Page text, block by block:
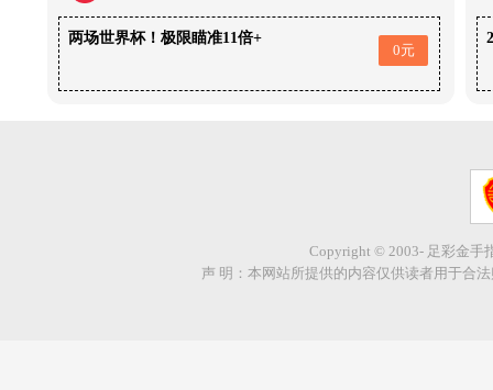
两场世界杯！极限瞄准11倍+
0元
Copyright © 2003- 足彩金手
声 明：本网站所提供的内容仅供读者用于合